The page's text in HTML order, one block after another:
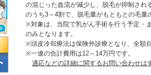
の混じった血流が減少し、脱毛が抑制され
のうち3～4割で、脱毛量がもともとの毛量
※対象は、当院で乳がん手術を行う予定・
のみとなります。
※頭⽪冷却療法は保険外診療となり、全額
※一連の合計費用は12～14万円です。
適応などの詳細に関するお問い合わせは